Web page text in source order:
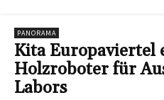
PANORAMA
Kita Europaviertel
Holzroboter für
Labors